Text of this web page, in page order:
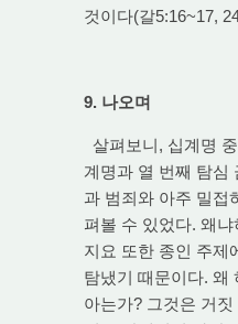
것이다(갈5:16~17,
9. 나오며
살펴보니, 십계명
계명과 열 번째 탐심
과 범죄와 아주 밀접
펴볼 수 있었다. 왜
지요 또한 종인 주제
탐냈기 때문이다. 왜
아는가? 그것은 거